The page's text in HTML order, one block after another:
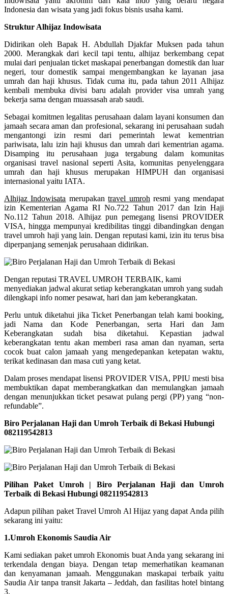
Indonesia dan wisata yang jadi fokus bisnis usaha kami.
Struktur Alhijaz Indowisata
Didirikan oleh Bapak H. Abdullah Djakfar Muksen pada tahun
2000. Merangkak dari kecil tapi tentu, alhijaz berkembang cepat
mulai dari penjualan ticket maskapai penerbangan domestik dan luar
negeri, tour domestik sampai mengembangkan ke layanan jasa
umrah dan haji khusus. Tidak cuma itu, pada tahun 2011 Alhijaz
kembali membuka divisi baru adalah provider visa umrah yang
bekerja sama dengan muassasah arab saudi.
Sebagai komitmen legalitas perusahaan dalam layani konsumen dan
jamaah secara aman dan profesional, sekarang ini perusahaan sudah
mengantongi izin resmi dari pemerintah lewat kementrian
pariwisata, lalu izin haji khusus dan umrah dari kementrian agama.
Disamping itu perusahaan juga tergabung dalam komunitas
organisasi travel nasional seperti Asita, komunitas penyelenggara
umrah dan haji khusus merupakan HIMPUH dan organisasi
internasional yaitu IATA.
Alhijaz Indowisata merupakantravel umroh resmi yang mendapat
izin Kementerian Agama RI No.722 Tahun 2017 dan Izin Haji
No.112 Tahun 2018. Alhijaz pun pemegang lisensi PROVIDER
VISA, hingga mempunyai kredibilitas tinggi dibandingkan dengan
travel umroh haji yang lain. Dengan reputasi kami, izin itu terus bisa
diperpanjang semenjak perusahaan didirikan.
Dengan reputasi TRAVEL UMROH TERBAIK, kami
menyediakan jadwal akurat setiap keberangkatan umroh yang sudah
dilengkapi info nomer pesawat, hari dan jam keberangkatan.
Perlu untuk diketahui jika Ticket Penerbangan telah kami booking,
jadi Nama dan Kode Penerbangan, serta Hari dan Jam
Keberangkatan sudah bisa diketahui. Kepastian jadwal
keberangkatan tentu akan memberi rasa aman dan nyaman, serta
cocok buat calon jamaah yang mengedepankan ketepatan waktu,
terikat kedinasan dan masa cuti yang ketat.
Dalam proses mendapat lisensi PROVIDER VISA, PPIU mesti bisa
membuktikan dapat memberangkatkan dan memulangkan jamaah
dengan menunjukkan ticket pesawat pulang pergi (PP) yang “non-
refundable”.
Biro Perjalanan Haji dan Umroh Terbaik di Bekasi Hubungi
082119542813
Pilihan Paket Umroh | Biro Perjalanan Haji dan Umroh
Terbaik di Bekasi Hubungi 082119542813
Adapun pilihan paket Travel Umroh Al Hijaz yang dapat Anda pilih
sekarang ini yaitu:
1.Umroh Ekonomis Saudia Air
Kami sediakan paket umroh Ekonomis buat Anda yang sekarang ini
terkendala dengan biaya. Dengan tetap memerhatikan keamanan
dan kenyamanan jamaah. Menggunakan maskapai terbaik yaitu
Saudia Air tanpa transit Jakarta – Jeddah, dan fasilitas hotel bintang
3.